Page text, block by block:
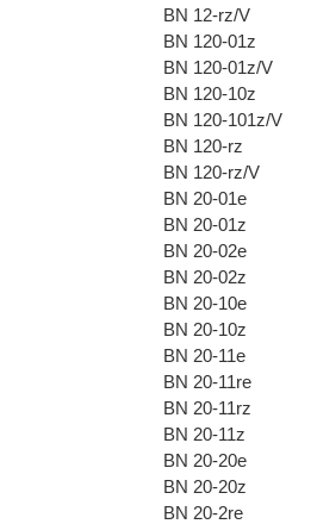
BN 12-rz/V
BN 120-01z
BN 120-01z/V
BN 120-10z
BN 120-101z/V
BN 120-rz
BN 120-rz/V
BN 20-01e
BN 20-01z
BN 20-02e
BN 20-02z
BN 20-10e
BN 20-10z
BN 20-11e
BN 20-11re
BN 20-11rz
BN 20-11z
BN 20-20e
BN 20-20z
BN 20-2re